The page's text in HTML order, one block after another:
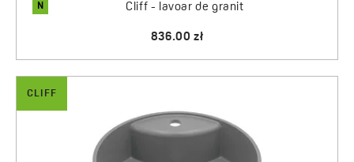
N Cliff - lavoar de granit
836.00 zł
CLIFF